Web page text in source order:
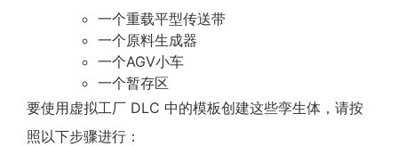
一个重载平型传送带
一个原料生成器
一个AGV小车
一个暂存区
要使用虚拟工厂 DLC 中的模板创建这些孪生体，请按
照以下步骤进行：